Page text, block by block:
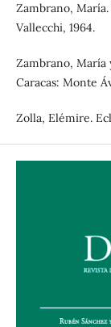
Zambrano,
Vallecchi, 1964.
Zambrano, María
Caracas: Monte
Zolla, Elémire.